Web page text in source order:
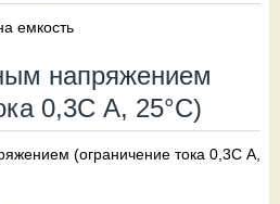
напряжением
0,3С А, 25°С)